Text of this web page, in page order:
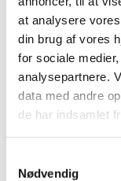
at analysere
din brug af vores
for sociale
analysepartnere.
data med andre
de har indsamlet
Nødvendig
